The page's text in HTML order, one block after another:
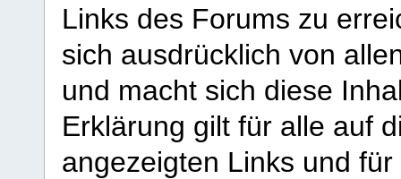
Links des Forums zu
sich ausdrücklich von
und macht sich diese
Erklärung gilt für alle auf
angezeigten Links und